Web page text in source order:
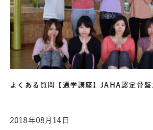
よくある質問【通学講座】JAHA認定骨
2018年08月14日